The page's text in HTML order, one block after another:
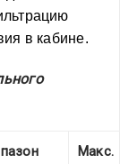
в кабине.
Макс.